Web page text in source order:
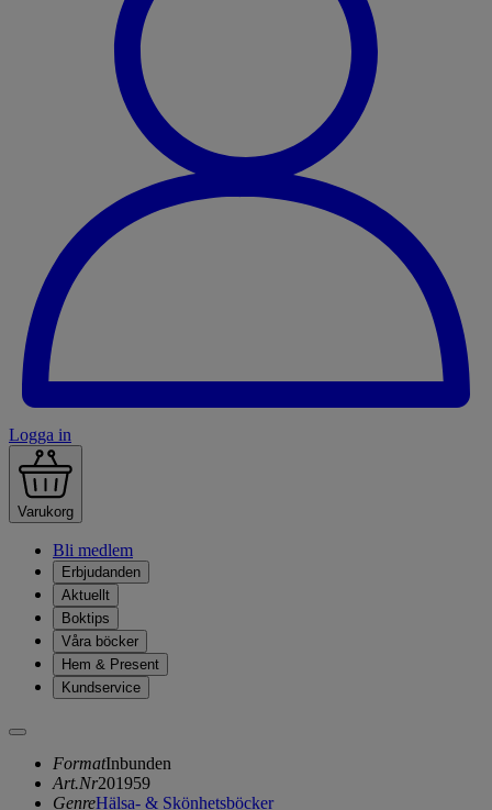
Logga in
Varukorg
Bli medlem
Erbjudanden
Aktuellt
Boktips
Våra böcker
Hem & Present
Kundservice
FormatInbunden
Art.Nr201959
GenreHälsa- & Skönhetsböcker